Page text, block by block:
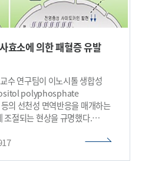
효소에 의한 패혈증 유발
수 연구팀이 이노시톨 생합성
polyphosphate
의 선천성 면역반응을 매개하는
조절되는 현상을 규명했다.
과 공동으로 진행됐고 사이언스